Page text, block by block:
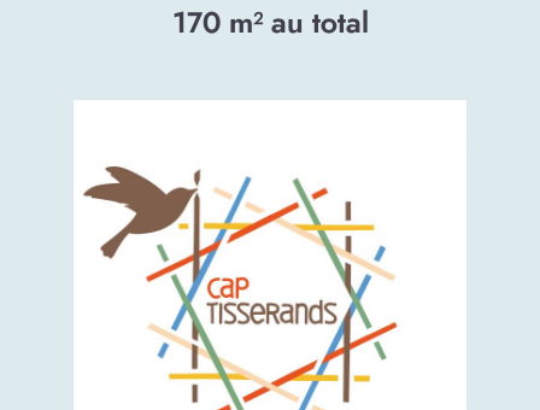
170m² au total